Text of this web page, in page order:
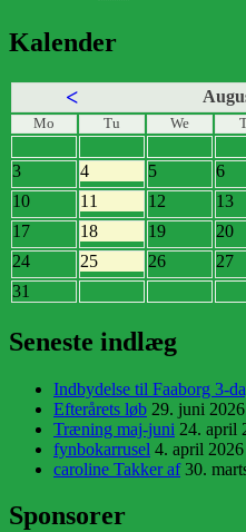
Kalender
<
Mo Tu We
3
4 5 6
10
11 12 13
17
18 19 20
24
25 26 27
31
Seneste indlæg
Indbydelse til Faaborg 3-
Efterårets løb 29. juni 2026
Træning maj-juni 24. april
fynbokarrusel 4. april 2026
caroline Takker af 30.
Sponsorer